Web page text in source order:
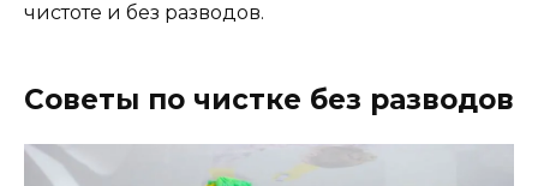
чистоте и без разводов.
Советы по чистке без разводов